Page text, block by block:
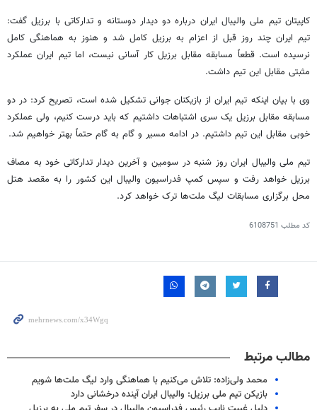
کاپیتان تیم ملی والیبال ایران درباره دو دیدار دوستانه و تدارکاتی با برزیل گفت:
تیم ایران چند روز قبل از اعزام به برزیل کامل شد و هنوز به هماهنگی کامل
نرسیده است. قطعاً مسابقه مقابل برزیل کار آسانی نیست، اما تیم ایران عملکرد
مثبتی مقابل این تیم داشت.
وی با بیان اینکه تیم ایران از بازیکنان جوانی تشکیل شده است، تصریح کرد: در دو
مسابقه مقابل برزیل یک سری اشتباهات داشتیم که باید درست کنیم، ولی عملکرد
خوبی مقابل این تیم داشتیم. در ادامه مسیر و گام به گام حتماً بهتر خواهیم شد.
تیم ملی والیبال ایران روز شنبه در سومین و آخرین دیدار تدارکاتی خود به مصاف
برزیل خواهد رفت و سپس کمپ فدراسیون والیبال این کشور را به مقصد هتل
محل برگزاری مسابقات لیگ ملت‌ها ترک خواهد کرد.
کد مطلب 6108751
مطالب مرتبط
محمد ولی‌‎زاده: تلاش می‌کنیم با هماهنگی وارد لیگ ملت‌ها شویم
بازیکن تیم ملی برزیل: والیبال ایران آینده درخشانی دارد